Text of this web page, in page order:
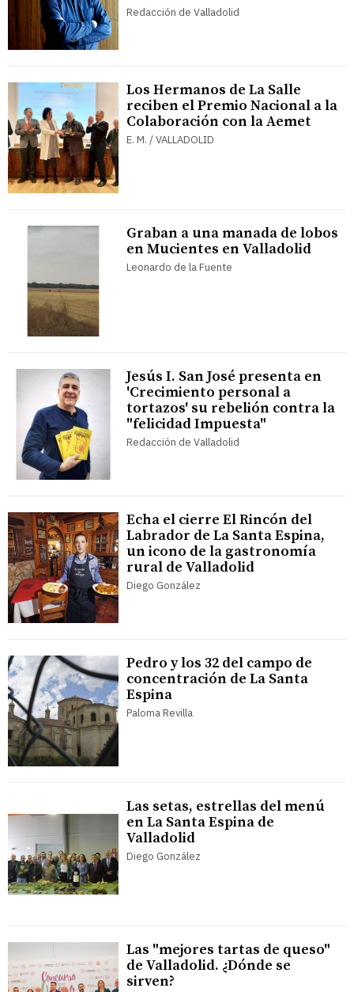
Redacción de Valladolid
Los Hermanos de La Salle
reciben el Premio Nacional a la
Colaboración con la Aemet
E. M. / VALLADOLID
Graban a una manada de lobos
en Mucientes en Valladolid
Leonardo de la Fuente
Jesús I. San José presenta en
'Crecimiento personal a
tortazos' su rebelión contra la
"felicidad Impuesta"
Redacción de Valladolid
Echa el cierre El Rincón del
Labrador de La Santa Espina,
un icono de la gastronomía
rural de Valladolid
Diego González
Pedro y los 32 del campo de
concentración de La Santa
Espina
Paloma Revilla
Las setas, estrellas del menú
en La Santa Espina de
Valladolid
Diego González
Las "mejores tartas de queso"
de Valladolid. ¿Dónde se
sirven?